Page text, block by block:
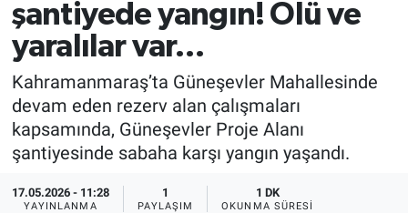
şantiyede yangın! Ölü ve
yaralılar var…
Kahramanmaraş’ta Güneşevler Mahallesinde
devam eden rezerv alan çalışmaları
kapsamında, Güneşevler Proje Alanı
şantiyesinde sabaha karşı yangın yaşandı.
17.05.2026 - 11:28
YAYINLANMA
1
PAYLAŞIM
1 DK
OKUNMA SÜRESI